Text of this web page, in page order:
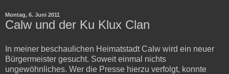
Montag, 6. Juni 2011
Calw und der Ku Klux Clan
In meiner beschaulichen Heimatstadt Calw wird ein neuer
Bürgermeister gesucht. Soweit einmal nichts
ungewöhnliches. Wer die Presse hierzu verfolgt, konnte